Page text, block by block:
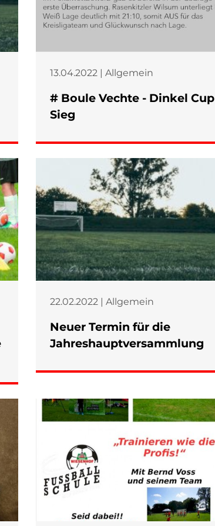
13.04.2022 | Allgemein
# Boule Vechte - Dinkel Cup
Sieg
22.02.2022 | Allgemein
Neuer Termin für die
Jahreshauptversammlung